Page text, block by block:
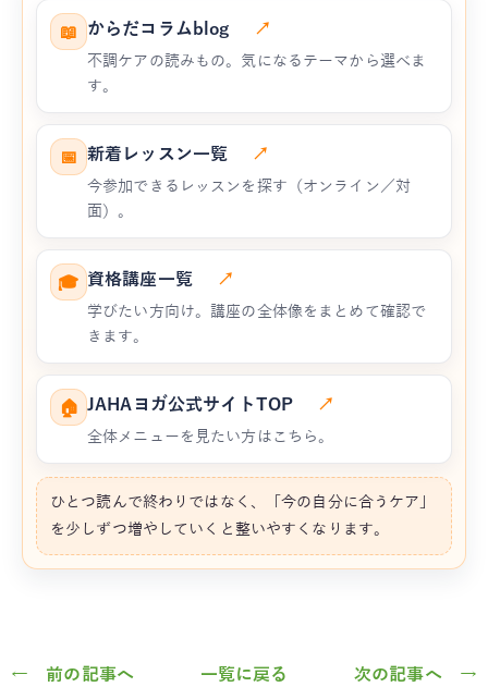
📖 からだコラムblog ↗
不調ケアの読みもの。気になるテーマから選べま
す。
📅 新着レッスン一覧 ↗
今参加できるレッスンを探す（オンライン／対
面）。
🎓 資格講座一覧 ↗
学びたい方向け。講座の全体像をまとめて確認で
きます。
🏠 JAHAヨガ公式サイトTOP ↗
全体メニューを見たい方はこちら。
ひとつ読んで終わりではなく、「今の自分に合うケア」
を少しずつ増やしていくと整いやすくなります。
← 前の記事へ 一覧に戻る 次の記事へ →